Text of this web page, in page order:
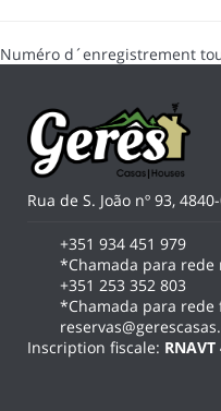
Numéro d´enregistrement
Rua de S. João nº 93,
+351 934 451 979
*Chamada para rede
+351 253 352 803
*Chamada para rede
Inscription fiscale: RNAVT